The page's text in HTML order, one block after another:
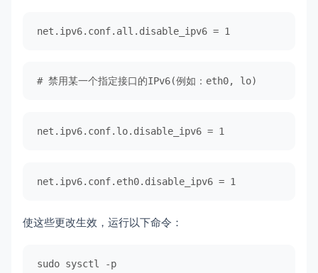
net.ipv6.conf.all.disable_ipv6 = 1
# 禁用某一个指定接口的IPv6(例如：eth0, lo)
net.ipv6.conf.lo.disable_ipv6 = 1
net.ipv6.conf.eth0.disable_ipv6 = 1
使这些更改生效，运行以下命令：
sudo sysctl -p